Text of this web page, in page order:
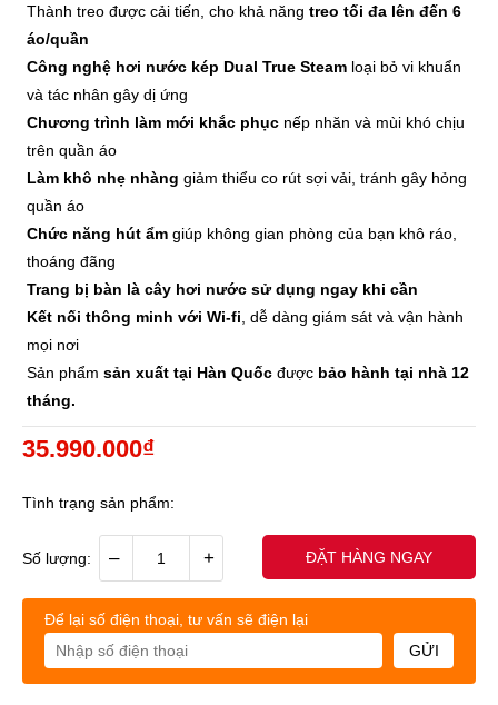
Thành treo được cải tiến, cho khả năng treo tối đa lên đến 6
áo/quần
Công nghệ hơi nước kép Dual True Steam loại bỏ vi khuẩn
và tác nhân gây dị ứng
Chương trình làm mới khắc phục nếp nhăn và mùi khó chịu
trên quần áo
Làm khô nhẹ nhàng giảm thiểu co rút sợi vải, tránh gây hỏng
quần áo
Chức năng hút ẩm giúp không gian phòng của bạn khô ráo,
thoáng đãng
Trang bị bàn là cây hơi nước sử dụng ngay khi cần
Kết nối thông minh với Wi-fi , dễ dàng giám sát và vận hành
mọi nơi
Sản phẩm sản xuất tại Hàn Quốc được bảo hành tại nhà 12
tháng.
35.990.000₫
Tình trạng sản phẩm:
Số lượng: – + ĐẶT HÀNG NGAY
Để lại số điện thoại, tư vấn sẽ điện lại
GỬI